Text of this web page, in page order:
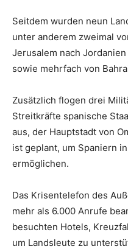
Seitdem wurden neun
unter anderem zweimal
Jerusalem nach
sowie mehrfach von
Zusätzlich flogen drei
Streitkräfte spanische
aus, der Hauptstadt von
ist geplant, um Spaniern
ermöglichen.
Das Krisentelefon des
mehr als 6.000 Anrufe
besuchten Hotels,
um Landsleute zu